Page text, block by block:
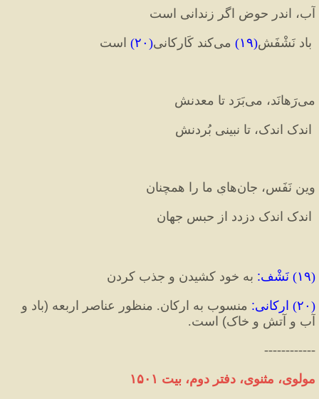
آب، اندر حوض اگر زندانی است
باد نَشْفَش(۱۹) می‌‌کند کَارکانی ( ۲۰) است‌‌
می‌‌رَهانَد، می‌‌بَرَد تا معدنش
اندک اندک، تا نبینی بُردنش‌‌
وین نَفَس، جان‌هایِ ما را همچنان
اندک اندک دزدد از حبسِ جهان‌‌
(۱۹) نَشْف: به خود کشیدن و جذب کردن
( ۲۰) ارکانی: منسوب به ارکان. منظور عناصر اربعه (
آب و آتش و خاک) است.
------------
مولوی، مثنوی، دفتر دوم، بیت ۱۵۰۱